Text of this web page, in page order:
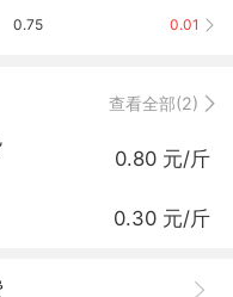
0.75 0.01
查看全部(2)
0.80 元/斤
0.30 元/斤